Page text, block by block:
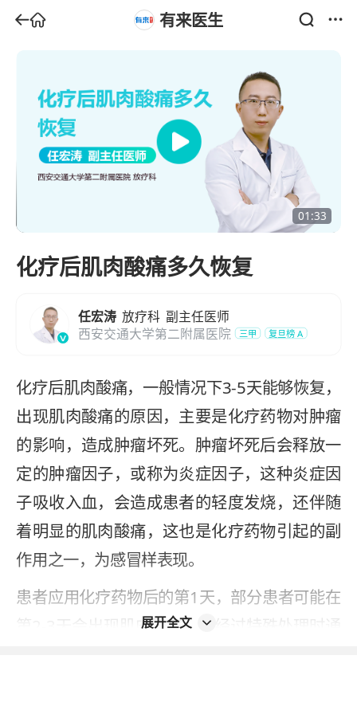
有来医生
01:33
化疗后肌肉酸痛多久恢复
任宏涛 放疗科 副主任医师
西安交通大学第二附属医院
三甲 复旦榜A
化疗后肌肉酸痛，一般情况下3-5天能够恢复，
出现肌肉酸痛的原因，主要是化疗药物对肿瘤
的影响，造成肿瘤坏死。肿瘤坏死后会释放一
定的肿瘤因子，或称为炎症因子，这种炎症因
子吸收入血，会造成患者的轻度发烧，还伴随
着明显的肌肉酸痛，这也是化疗药物引起的副
作用之一，为感冒样表现。
患者应用化疗药物后的第1天，部分患者可能在
第2-3天会出现肌肉酸痛，不经过特殊处理时通
展开全文